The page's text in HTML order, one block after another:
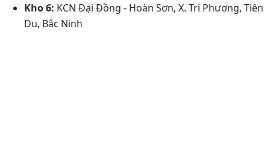
Kho 6: KCN Đại Đồng - Hoàn Sơn, X. Tri Phương, Tiên
Du, Bắc Ninh